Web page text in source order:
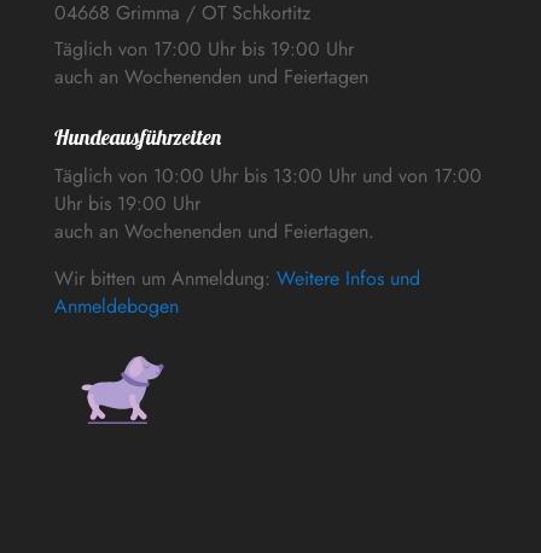
04668 Grimma / OT Schkortitz
Täglich von 17:00 Uhr bis 19:00 Uhr
auch an Wochenenden und Feiertagen
Hundeausführzeiten
Täglich von 10:00 Uhr bis 13:00 Uhr und von 17:00
Uhr bis 19:00 Uhr
auch an Wochenenden und Feiertagen.
Wir bitten um Anmeldung: Weitere Infos und
Anmeldebogen